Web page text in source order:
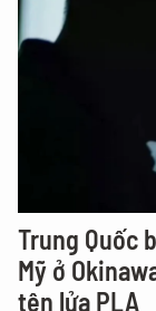
Trung Quốc
Mỹ ở
tên lửa PLA